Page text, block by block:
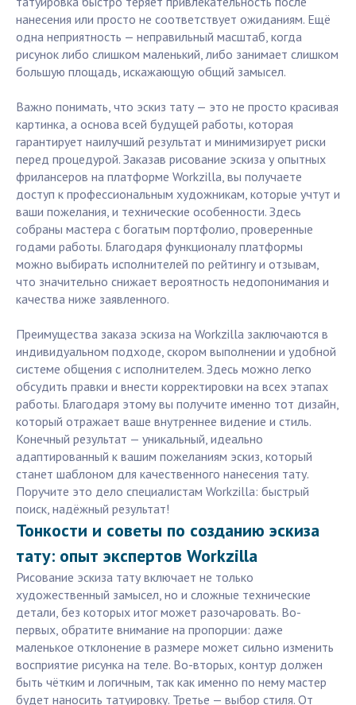
нанесения или просто не соответствует ожиданиям. Ещё
одна неприятность — неправильный масштаб, когда
рисунок либо слишком маленький, либо занимает слишком
большую площадь, искажающую общий замысел.
Важно понимать, что эскиз тату — это не просто красивая
картинка, а основа всей будущей работы, которая
гарантирует наилучший результат и минимизирует риски
перед процедурой. Заказав рисование эскиза у опытных
фрилансеров на платформе Workzilla, вы получаете
доступ к профессиональным художникам, которые учтут и
ваши пожелания, и технические особенности. Здесь
собраны мастера с богатым портфолио, проверенные
годами работы. Благодаря функционалу платформы
можно выбирать исполнителей по рейтингу и отзывам,
что значительно снижает вероятность недопонимания и
качества ниже заявленного.
Преимущества заказа эскиза на Workzilla заключаются в
индивидуальном подходе, скором выполнении и удобной
системе общения с исполнителем. Здесь можно легко
обсудить правки и внести корректировки на всех этапах
работы. Благодаря этому вы получите именно тот дизайн,
который отражает ваше внутреннее видение и стиль.
Конечный результат — уникальный, идеально
адаптированный к вашим пожеланиям эскиз, который
станет шаблоном для качественного нанесения тату.
Поручите это дело специалистам Workzilla: быстрый
поиск, надёжный результат!
Тонкости и советы по созданию эскиза
тату: опыт экспертов Workzilla
Рисование эскиза тату включает не только
художественный замысел, но и сложные технические
детали, без которых итог может разочаровать. Во-
первых, обратите внимание на пропорции: даже
маленькое отклонение в размере может сильно изменить
восприятие рисунка на теле. Во-вторых, контур должен
быть чётким и логичным, так как именно по нему мастер
будет наносить татуировку. Третье — выбор стиля. От